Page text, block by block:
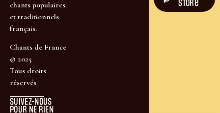
chants populaires
et traditionnels
français.
Chants de France
© 2025
Tous droits
réservés
SUIVEZ-NOUS
POUR NE RIEN
store